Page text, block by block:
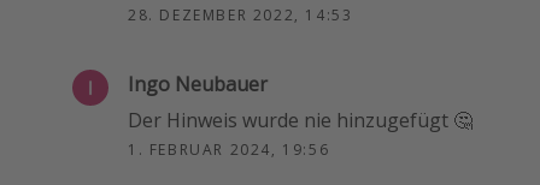
28. DEZEMBER 2022, 14:53
Ingo Neubauer
Der Hinweis wurde nie hinzugefügt 🤔
1. FEBRUAR 2024, 19:56